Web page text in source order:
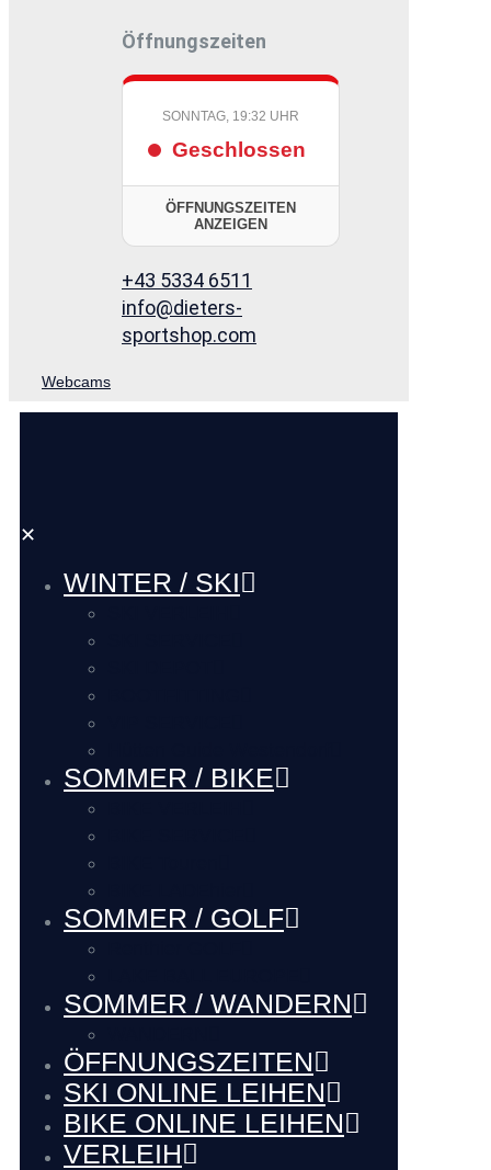
Öffnungszeiten
SONNTAG, 19:32 UHR
Geschlossen
ÖFFNUNGSZEITEN
ANZEIGEN
+43 5334 6511
info@dieters-
sportshop.com
Webcams
✕
WINTER / SKI
SOMMER / BIKE
SOMMER / GOLF
SOMMER / WANDERN
ÖFFNUNGSZEITEN
SKI ONLINE LEIHEN
BIKE ONLINE LEIHEN
VERLEIH